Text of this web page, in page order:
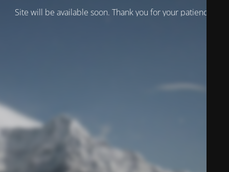
Site will be available soon. Thank you for your patience!